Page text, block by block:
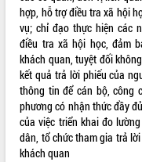
VIDEO
hợp, hỗ trợ điều tra xã hội
vụ; chỉ đạo thực hiện các
điều tra xã hội học, đảm
khách quan, tuyệt đối
kết quả trả lời phiếu của
thông tin để cán bộ, công
phương có nhận thức đầy
của việc triển khai đo
dân, tổ chức tham gia trả
khách quan